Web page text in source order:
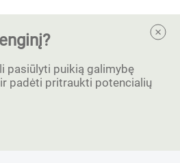
pasiūlyti puikią galimybę
padėti pritraukti potencialių